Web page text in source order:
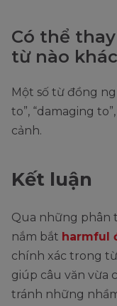
Có thể
từ nào
Một số từ đồng
to”, “damaging
cảnh.
Kết luận
Qua những phân
nắm bắt harmful
chính xác trong
giúp câu văn vừa
tránh những